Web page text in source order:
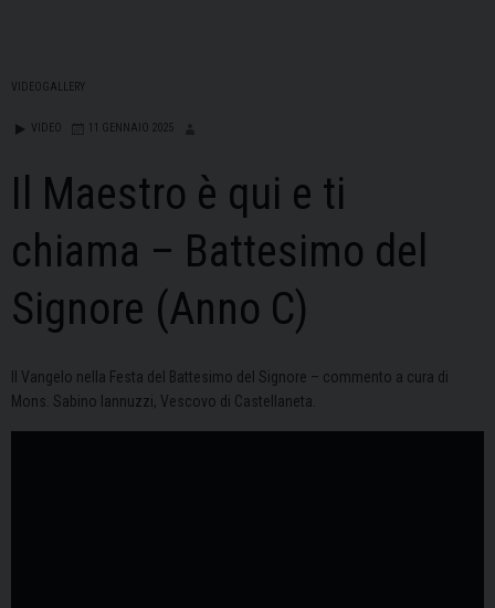
VIDEOGALLERY
VIDEO 11 GENNAIO 2025
Il Maestro è qui e ti
chiama – Battesimo del
Signore (Anno C)
Il Vangelo nella Festa del Battesimo del Signore – commento a cura di
Mons. Sabino Iannuzzi, Vescovo di Castellaneta.